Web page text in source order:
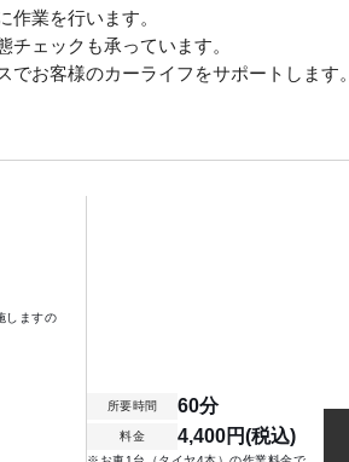
業を行います。
ェックも承っています。
お客様のカーライフをサポートします。
しますの
所要時間 60分
料金 4,400円(税込)